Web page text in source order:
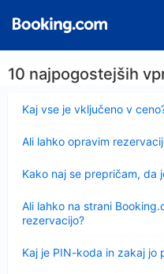
10 najpogostejših
Kaj vse je vključeno v
Ali lahko opravim
Kako naj se prepričam, da
Ali lahko na strani
rezervacijo?
Kaj je PIN-koda in zakaj jo